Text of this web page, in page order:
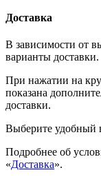
Доставка
В зависимости от
варианты доставки.
При нажатии на
показана
доставки.
Выберите удобный
Подробнее об
«Доставка».